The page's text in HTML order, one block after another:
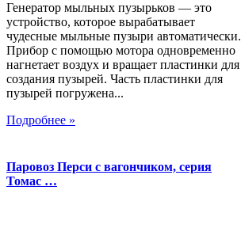
Генератор мыльных пузырьков — это
устройство, которое вырабатывает
чудесные мыльные пузыри автоматически.
Прибор с помощью мотора одновременно
нагнетает воздух и вращает пластинки для
создания пузырей. Часть пластинки для
пузырей погружена...
Подробнее »
Паровоз Перси с вагончиком, серия
Томас …